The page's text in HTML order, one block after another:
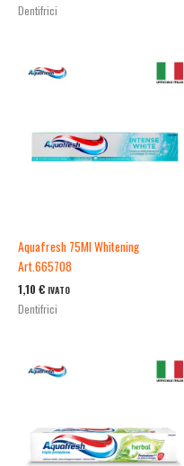
Dentifrici
Aquafresh 75Ml Whitening
Art.665708
1,10 € IVATO
Dentifrici